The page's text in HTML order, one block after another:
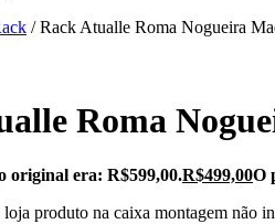
/ Rack Atualle Roma Nogueira
Roma
original era: R$599,00.R$499,00O
produto na caixa montagem não